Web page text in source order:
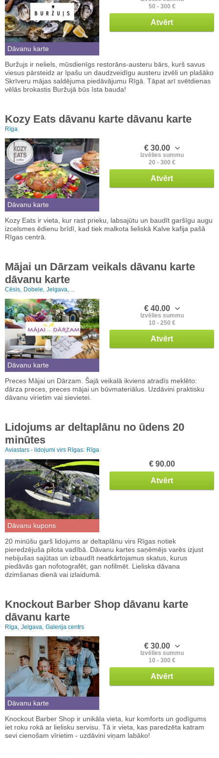
Dāvanu karte
50 - 300 €
Atvērt
Buržujs ir neliels, mūsdienīgs restorāns-austeru bārs, kurš savus
viesus pārsteidz ar īpašu un daudzveidīgu austeru izvēli un plašāko
Skrīveru mājas saldējuma piedāvājumu Rīgā. Tāpat arī svētdienas
vēlās brokastis Buržujā būs īsta bauda!
Kozy Eats dāvanu karte dāvanu karte
Rīga
Dāvanu karte
€ 30.00
Izvēlies summu
20 - 300 €
Atvērt
Kozy Eats ir vieta, kur rast prieku, labsajūtu un baudīt garšīgu augu
izcelsmes ēdienu brīdī, kad tiek malkota lieliskā Kalve kafija pašā
Rīgas centrā.
Mājai un Dārzam veikals dāvanu karte
dāvanu karte
Cēsis, Dobele, Jelgava, ...
Dāvanu karte
€ 40.00
Izvēlies summu
10 - 250 €
Atvērt
Preces Mājai un Dārzam. Šajā veikalā ikviens atradīs meklēto:
dārza preces, preces mājai un būvmateriālus. Uzdāvini praktisku
dāvanu virietim vai sievietei.
Lidojums ar deltaplānu no ūdens 20
minūtes
Aviastars - lidojumi virs Rīgas: Rīga
Dāvanu kupons
€ 90.00
Atvērt
20 minūšu garš lidojums ar deltaplānu virs Rīgas notiek
pieredzējuša pilota vadībā. Dāvanu kartes saņēmējs varēs izjust
nebijušas sajūtas un izbaudīt neatkārtojamus skatus, kurus
piedāvās gan nofotografēt, gan nofilmēt. Lieliska dāvana
dzimšanas dienā vai izlaidumā.
Knockout Barber Shop dāvanu karte
dāvanu karte
Rīga, Jelgava, Galerija centrs
Dāvanu karte
€ 30.00
Izvēlies summu
10 - 300 €
Atvērt
Knockout Barber Shop ir unikāla vieta, kur komforts un godīgums
iet roku rokā ar lielisku servisu. Tā ir vieta, kas paredzēta katram
sevi cienošam vīrietim - uzdāvini viņam labāko!